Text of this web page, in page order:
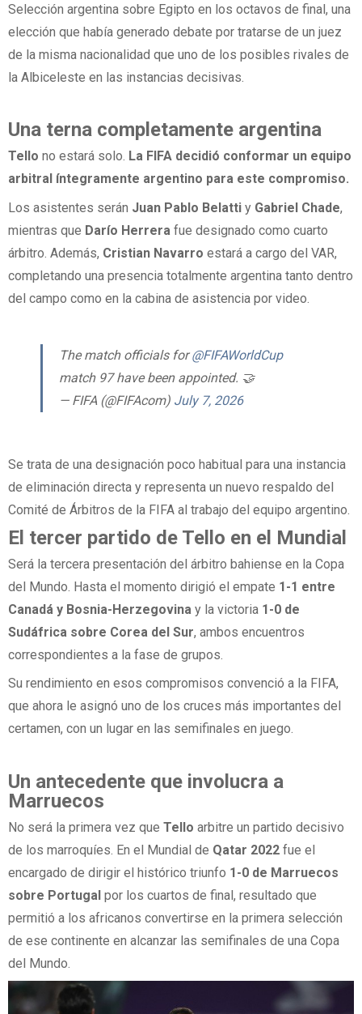
Selección argentina sobre Egipto en los octavos de final, una
elección que había generado debate por tratarse de un juez
de la misma nacionalidad que uno de los posibles rivales de
la Albiceleste en las instancias decisivas.
Una terna completamente argentina
Tello no estará solo. La FIFA decidió conformar un equipo
arbitral íntegramente argentino para este compromiso.
Los asistentes serán Juan Pablo Belatti y Gabriel Chade,
mientras que Darío Herrera fue designado como cuarto
árbitro. Además, Cristian Navarro estará a cargo del VAR,
completando una presencia totalmente argentina tanto dentro
del campo como en la cabina de asistencia por video.
The match officials for@FIFAWorldCup
match 97 have been appointed. 🤝
— FIFA (@FIFAcom) July 7, 2026
Se trata de una designación poco habitual para una instancia
de eliminación directa y representa un nuevo respaldo del
Comité de Árbitros de la FIFA al trabajo del equipo argentino.
El tercer partido de Tello en el Mundial
Será la tercera presentación del árbitro bahiense en la Copa
del Mundo. Hasta el momento dirigió el empate 1-1 entre
Canadá y Bosnia-Herzegovina y la victoria 1-0 de
Sudáfrica sobre Corea del Sur, ambos encuentros
correspondientes a la fase de grupos.
Su rendimiento en esos compromisos convenció a la FIFA,
que ahora le asignó uno de los cruces más importantes del
certamen, con un lugar en las semifinales en juego.
Un antecedente que involucra a
Marruecos
No será la primera vez que Tello arbitre un partido decisivo
de los marroquíes. En el Mundial de Qatar 2022 fue el
encargado de dirigir el histórico triunfo 1-0 de Marruecos
sobre Portugal por los cuartos de final, resultado que
permitió a los africanos convertirse en la primera selección
de ese continente en alcanzar las semifinales de una Copa
del Mundo.